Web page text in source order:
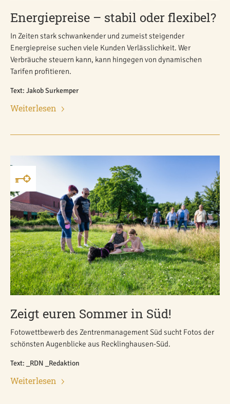
Energiepreise – stabil oder flexibel?
In Zeiten stark schwankender und zumeist steigender
Energiepreise suchen viele Kunden Verlässlichkeit. Wer
Verbräuche steuern kann, kann hingegen von dynamischen
Tarifen profitieren.
Text: Jakob Surkemper
Weiterlesen
Zeigt euren Sommer in Süd!
Fotowettbewerb des Zentrenmanagement Süd sucht Fotos der
schönsten Augenblicke aus Recklinghausen-Süd.
Text: _RDN _Redaktion
Weiterlesen